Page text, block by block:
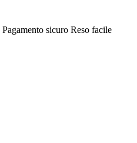
Pagamento sicuro Reso facile